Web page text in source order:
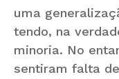
uma
tendo, na
minoria. No
sentiram falta